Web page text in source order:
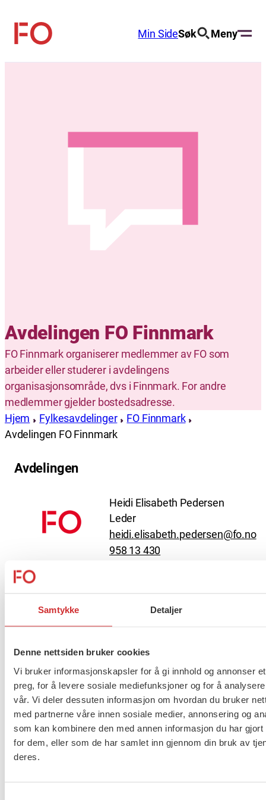
Samtykke Detaljer
Denne nettsiden bruker cookies
Vi bruker informasjonskapsler for å gi innhold og annonser
preg, for å levere sosiale mediefunksjoner og for å
vår. Vi deler dessuten informasjon om hvordan du bruker
med partnerne våre innen sosiale medier, annonsering og
som kan kombinere den med annen informasjon du har gjort
for dem, eller som de har samlet inn gjennom din bruk av
deres.
innhold
FO
(Fellesorganisasjonen)
Min SideSøk Meny
Avdelingen FO Finnmark
FO Finnmark organiserer medlemmer av FO som
arbeider eller studerer i avdelingens
organisasjonsområde, dvs i Finnmark. For andre
medlemmer gjelder bostedsadresse.
Hjem
Fylkesavdelinger
FO Finnmark
Avdelingen FO Finnmark
Avdelingen
Heidi Elisabeth Pedersen
Leder
heidi.elisabeth.pedersen@fo.no
958 13 430
marit.kransvik@fo.no
Avdelingens oppbygning i vedtektene
Avdelingens oppgaver
Her ser du hva som står i vedtektene